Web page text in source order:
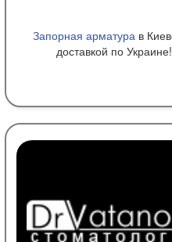
Запорная арматура в
доставкой по Украине!